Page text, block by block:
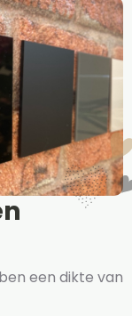
een dikte van